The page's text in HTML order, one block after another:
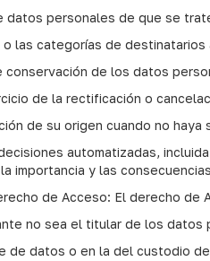
datos personales de que se
o las categorías de
conservación de los datos
de la rectificación o
de su origen cuando no
automatizadas,
importancia y las
de Acceso: El derecho de
no sea el titular de los
de datos o en la del custodio